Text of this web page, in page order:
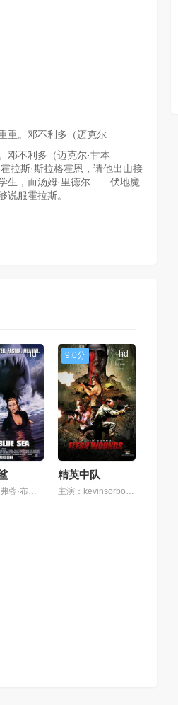
重。邓不利多（迈克尔
邓不利多（迈克尔·甘本
拉斯·斯拉格霍恩，请他出山接
生，而汤姆·里德尔——伏地魔
服霍拉斯。
hd 9.0分 hd
精英中队